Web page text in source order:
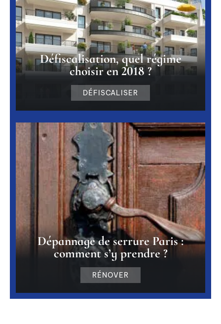
Défiscalisation, quel régime
choisir en 2018 ?
DÉFISCALISER
Dépannage de serrure Paris :
comment s’y prendre ?
RÉNOVER